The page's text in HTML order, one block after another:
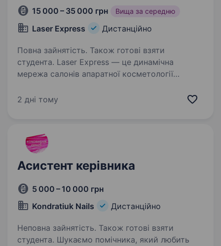
15 000 – 35 000 грн Вища за середню
Laser Express Дистанційно
Повна зайнятість. Також готові взяти
студента. Laser Express — це динамічна
мережа салонів апаратної косметології
масштабується. У зв’язку з відкриттям нових
2 дні тому
Асистент керівника
5 000 – 10 000 грн
Kondratiuk Nails
Дистанційно
Неповна зайнятість. Також готові взяти
студента. Шукаємо помічника, який любить